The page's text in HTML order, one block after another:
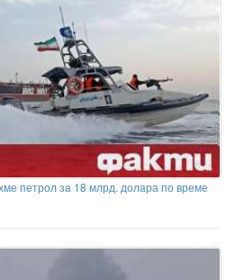
петрол за 18 млрд. долара по време